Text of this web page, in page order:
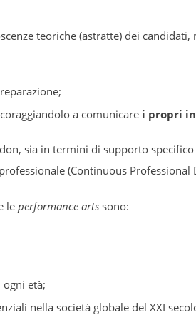
teoriche (astratte) dei
a comunicare i propri
sia in termini di supporto
(Continuous Professional
le performance artssono:
età;
nella società globale del XXI